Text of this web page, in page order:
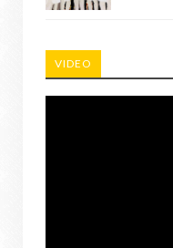
VIDEO